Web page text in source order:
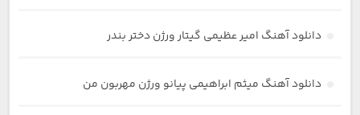
دانلود آهنگ امیر عظیمی گیتار ورژن دختر بندر
دانلود آهنگ میثم ابراهیمی پیانو ورژن مهربون من